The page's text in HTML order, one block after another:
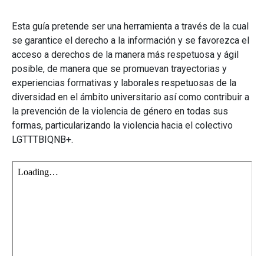
Esta guía pretende ser una herramienta a través de la cual
se garantice el derecho a la información y se favorezca el
acceso a derechos de la manera más respetuosa y ágil
posible, de manera que se promuevan trayectorias y
experiencias formativas y laborales respetuosas de la
diversidad en el ámbito universitario así como contribuir a
la prevención de la violencia de género en todas sus
formas, particularizando la violencia hacia el colectivo
LGTTTBIQNB+.